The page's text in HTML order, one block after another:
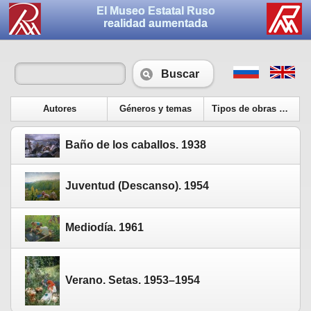
El Museo Estatal Ruso
realidad aumentada
Buscar
Autores Géneros y temas Tipos de obras de arte
Baño de los caballos. 1938
Juventud (Descanso). 1954
Mediodía. 1961
Verano. Setas. 1953–1954